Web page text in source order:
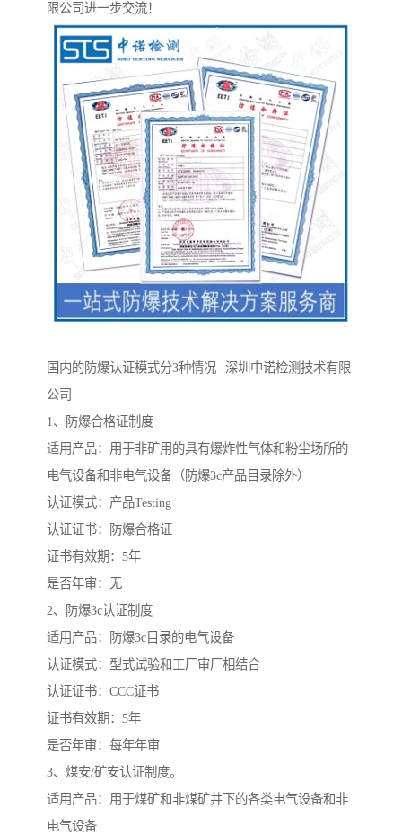
限公司进一步交流！
国内的防爆认证模式分3种情况--深圳中诺检测技术有限
公司
1、防爆合格证制度
适用产品：用于非矿用的具有爆炸性气体和粉尘场所的
电气设备和非电气设备（防爆3c产品目录除外）
认证模式：产品Testing
认证证书：防爆合格证
证书有效期：5年
是否年审：无
2、防爆3c认证制度
适用产品：防爆3c目录的电气设备
认证模式：型式试验和工厂审厂相结合
认证证书：CCC证书
证书有效期：5年
是否年审：每年年审
3、煤安/矿安认证制度。
适用产品：用于煤矿和非煤矿井下的各类电气设备和非
电气设备